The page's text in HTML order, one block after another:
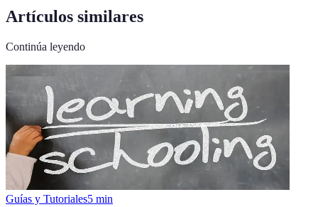
Artículos similares
Continúa leyendo
Guías y Tutoriales5 min